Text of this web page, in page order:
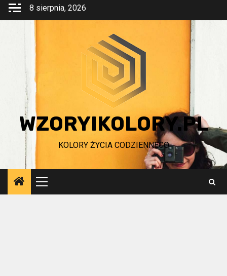
Przejdź
8 sierpnia, 2026
WZORYIKOLORY.PL
KOLORY ŻYCIA CODZIENNEGO
Menu
główne